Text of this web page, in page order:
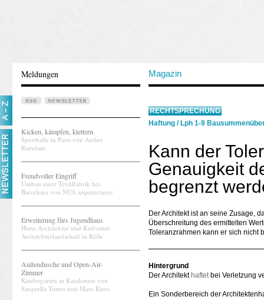
Meldungen Magazin
Kicken, kämpfen, klettern
Sporthalle in Paris von Atelier
Ramdam
Freudvoller Eingriff
Umbau einer Textilfabrik bei
Barcelona von NUA arquitectures
Erweiterung fürs Jugendhaus
Hutta Architektur und Knüvener
Architekturlandschaft in Köln
Außendusche und Open-Air-
Zimmer
Kindergarten in Katalonien von
Sarquella Torres und Marc Riera
RECHTSPRECHUNG
Haftung / Lph 1-9
Kann der
Genauigkeit
begrenzt
Der Architekt ist an seine Zusage,
Überschreitung des ermittelten
Toleranzrahmen kann er sich nicht
Hintergrund
Der Architekt haftetbei Verletzung
Ein Sonderbereich der